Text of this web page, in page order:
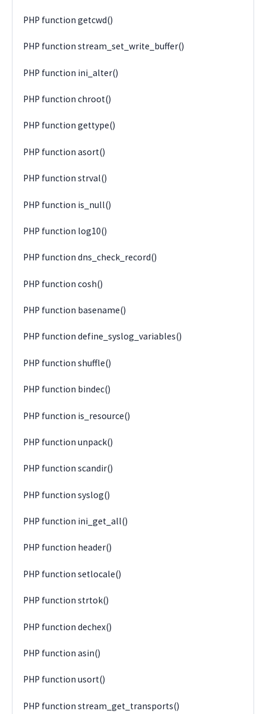
PHP function getcwd()
PHP function stream_set_write_buffer()
PHP function ini_alter()
PHP function chroot()
PHP function gettype()
PHP function asort()
PHP function strval()
PHP function is_null()
PHP function log10()
PHP function dns_check_record()
PHP function cosh()
PHP function basename()
PHP function define_syslog_variables()
PHP function shuffle()
PHP function bindec()
PHP function is_resource()
PHP function unpack()
PHP function scandir()
PHP function syslog()
PHP function ini_get_all()
PHP function header()
PHP function setlocale()
PHP function strtok()
PHP function dechex()
PHP function asin()
PHP function usort()
PHP function stream_get_transports()